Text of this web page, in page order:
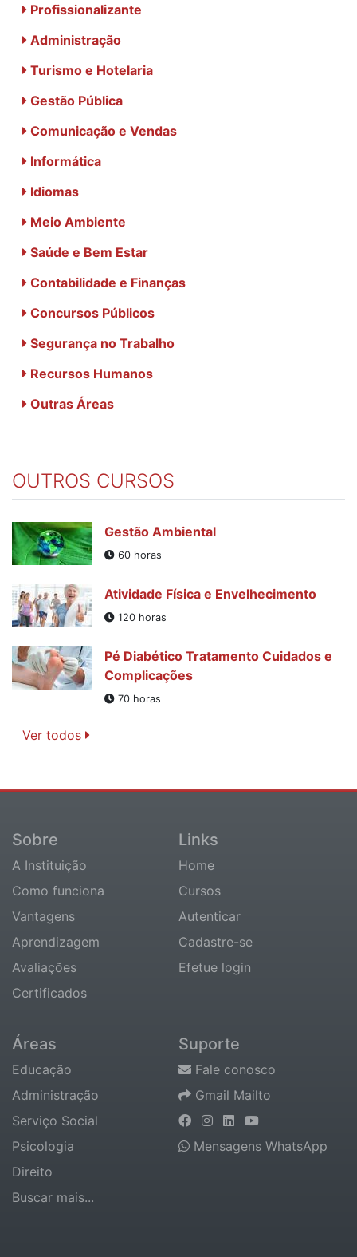
Profissionalizante
Administração
Turismo e Hotelaria
Gestão Pública
Comunicação e Vendas
Informática
Idiomas
Meio Ambiente
Saúde e Bem Estar
Contabilidade e Finanças
Concursos Públicos
Segurança no Trabalho
Recursos Humanos
Outras Áreas
OUTROS CURSOS
Gestão Ambiental
60 horas
Atividade Física e Envelhecimento
120 horas
Pé Diabético Tratamento Cuidados e
Complicações
70 horas
Ver todos
Sobre
A Instituição
Como funciona
Vantagens
Aprendizagem
Avaliações
Certificados
Links
Home
Cursos
Autenticar
Cadastre-se
Efetue login
Áreas
Educação
Administração
Serviço Social
Psicologia
Direito
Buscar mais...
Suporte
Fale conosco
Gmail Mailto
Mensagens WhatsApp